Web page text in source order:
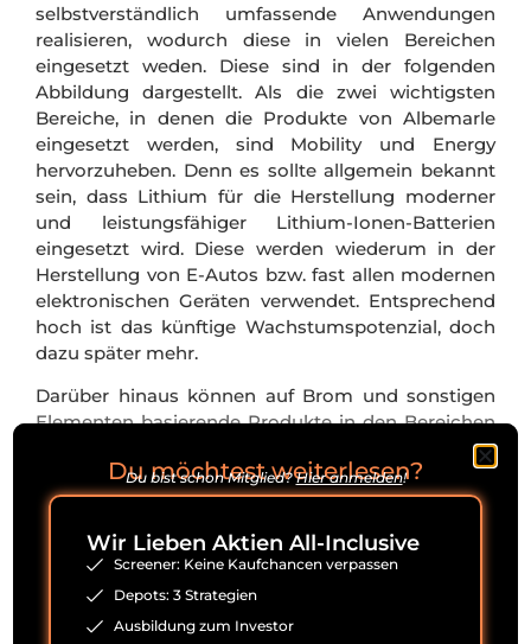
selbstverständlich umfassende Anwendungen
realisieren, wodurch diese in vielen Bereichen
eingesetzt weden. Diese sind in der folgenden
Abbildung dargestellt. Als die zwei wichtigsten
Bereiche, in denen die Produkte von Albemarle
eingesetzt werden, sind Mobility und Energy
hervorzuheben. Denn es sollte allgemein bekannt
sein, dass Lithium für die Herstellung moderner
und leistungsfähiger Lithium-Ionen-Batterien
eingesetzt wird. Diese werden wiederum in der
Herstellung von E-Autos bzw. fast allen modernen
elektronischen Geräten verwendet. Entsprechend
hoch ist das künftige Wachstumspotenzial, doch
dazu später mehr.
Darüber hinaus können auf Brom und sonstigen
Elementen basierende Produkte in den Bereichen
Connectivity und Health eingesetzt werden.
Innerhalb des letzteren Bereichs werden die
Lösungen von Albemarle bspw. dazu verwendet,
Konkret kommen diese in der Desinfektion von
Wasser sowie als Pflanzenschutzmittel zur
Anwendung. Die petrochemischen Katalysatoren
im Ketjen-Segment werden hauptsächlich in der
Du möchtest weiterlesen?
Du bist schon Mitglied?Hier anmelden!
Wir Lieben Aktien All-Inclusive
Screener: Keine Kaufchancen verpassen
Depots: 3 Strategien
Ausbildung zum Investor